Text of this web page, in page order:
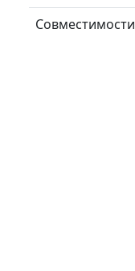
Совместимости